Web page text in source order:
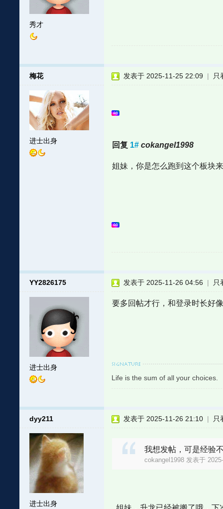
秀才
梅花
进士出身
发表于 2025-11-25 22:09 | 只
回复 1# cokangel1998
姐妹，你是怎么跑到这个板块
YY2826175
进士出身
发表于 2025-11-26 04:56 | 只
要多回帖才行，和登录时长好
Life is the sum of all your choices.
dyy211
进士出身
发表于 2025-11-26 21:10 | 只
我想发帖，可是经验
cokangel1998 发表于